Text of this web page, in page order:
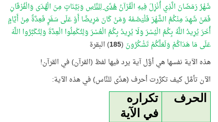
شَهْرُ رَمَضَانَ الَّذِي أُنْزِلَ فِيهِ الْقُرْآنُهُدًى لِلنَّاسِ وَبَيِّنَاتٍ مِنَ الْهُدَى وَالْفُرْقَانِ
فَمَنْ شَهِدَ مِنْكُمُ الشَّهْرَ فَلْيَصُمْهُ وَمَنْ كَانَ مَرِيضًا أَوْ عَلَى سَفَرٍ فَعِدَّةٌ مِنْ أَيَّامٍ
أُخَرَ يُرِيدُ اللَّهُ بِكُمُ الْيُسْرَ وَلَا يُرِيدُ بِكُمُ الْعُسْرَ وَلِتُكْمِلُوا الْعِدَّةَ وَلِتُكَبِّرُوا اللَّهَ
عَلَى مَا هَدَاكُمْ وَلَعَلَّكُمْ تَشْكُرُونَ (
185) البقرة
هذه الآية نفسها هي أوَّل آية يرد فيها لفظ (القرآن) في القرآن!
الآن تأمَّل كيف تكرَّرت أحرف (هدًى للنَّاس) في هذه الآية:
الحرف
تكراره
في الآية